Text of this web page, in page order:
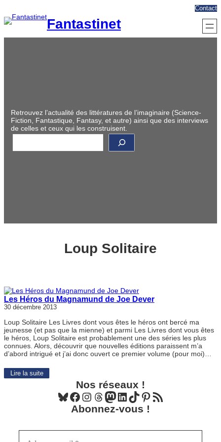
au
contenu
Fantastinet
Contact
Retrouvez l’actualité des littératures de l’imaginaire (Science-
Fiction, Fantastique, Fantasy, et autre) ainsi que des interviews
de celles et ceux qui les construisent.
R
c
Loup Solitaire
Les Héros du Magnamund de Joe Dever
30 décembre 2013
Loup Solitaire Les Livres dont vous êtes le héros ont bercé ma
jeunesse (et pas que la mienne) et parmi Les Livres dont vous êtes
le héros, Loup Solitaire est probablement une des séries les plus
connues. Alors, découvrir que nouvelles éditions paraissent m’a
d’abord intrigué et j’ai donc ouvert ce premier volume (pour moi)…
Lire la suite
Nos réseaux !
Bluesky Facebook Instagram Threads Mastodon LinkedIn TikTok Pinterest Flux RSS
Abonnez-vous !